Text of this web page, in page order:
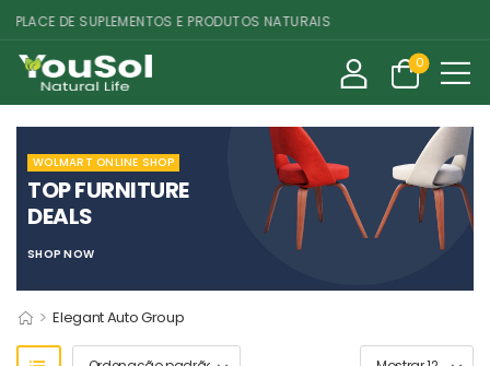
DE SUPLEMENTOS E PRODUTOS NATURAIS
0
WOLMART ONLINE SHOP
TOP FURNITURE
DEALS
SHOP NOW
> Elegant Auto Group